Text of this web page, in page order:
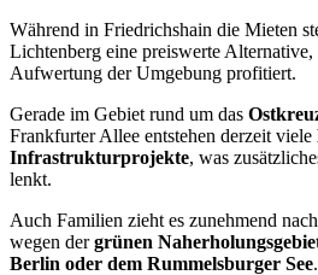
Während in Friedrichshain die Mieten
Lichtenberg eine preiswerte
Aufwertung der Umgebung profitiert.
Gerade im Gebiet rund um das
Frankfurter Allee entstehen derzeit viele
Infrastrukturprojekte, was
lenkt.
Auch Familien zieht es zunehmend
wegen dergrünen
Berlin oder dem Rummelsburger See.